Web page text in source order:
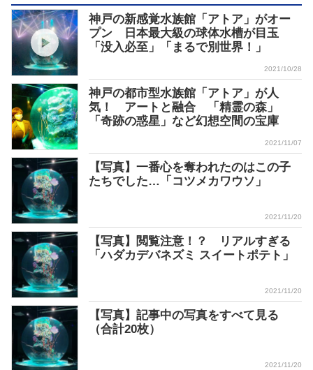
神戸の新感覚水族館「アトア」がオー
プン 日本最大級の球体水槽が目玉
「没入必至」「まるで別世界！」
2021/10/28
神戸の都市型水族館「アトア」が人
気！ アートと融合 「精霊の森」
「奇跡の惑星」など幻想空間の宝庫
2021/11/07
【写真】一番心を奪われたのはこの子
たちでした…「コツメカワウソ」
2021/11/20
【写真】閲覧注意！？ リアルすぎる
「ハダカデバネズミ スイートポテト」
2021/11/20
【写真】記事中の写真をすべて見る
（合計20枚）
2021/11/20